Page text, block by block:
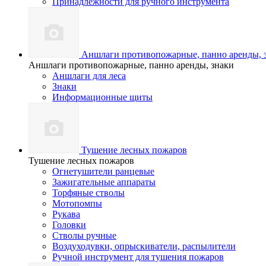
Аншлаги противопожарные, панно аренды,
Аншлаги противопожарные, панно аренды, знаки
Аншлаги для леса
Знаки
Информационные щиты
Тушение лесных пожаров
Тушение лесных пожаров
Огнетушители ранцевые
Зажигательные аппараты
Торфяные стволы
Мотопомпы
Рукава
Головки
Стволы ручные
Воздуходувки, опрыскиватели, распылители
Ручной инструмент для тушения пожаров